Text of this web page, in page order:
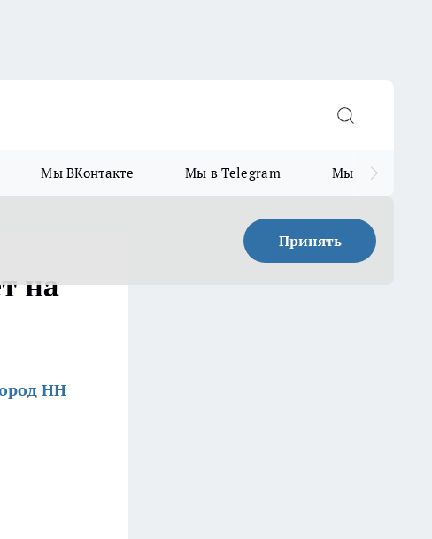
Мы ВКонтакте Мы в Telegram Мы в MAX
Принять
на
НН